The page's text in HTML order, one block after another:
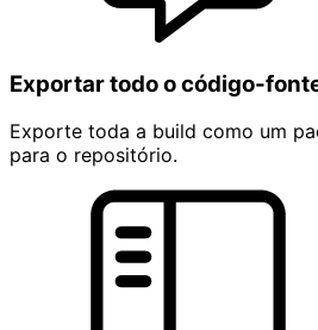
Exportar todo o código-
Exporte toda a build como um
para o repositório.